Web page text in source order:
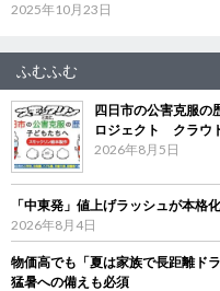
2025年10月23日
ふむふむ
四日市の公害克服の
ロジェクト クラウ
2026年8月5日
「中東発」値上げラッシュが本
2026年8月4日
物価高でも「夏は家族で長距離ド
猛暑への備えも必須